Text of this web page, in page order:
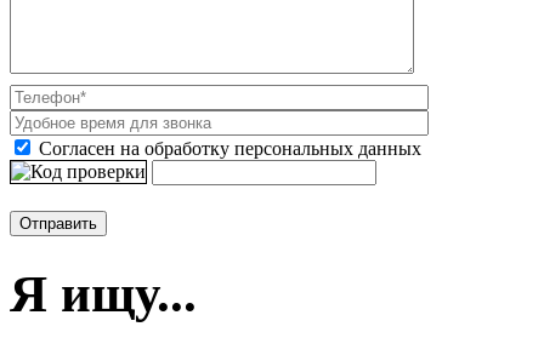
Согласен на обработку персональных данных
Я ищу...